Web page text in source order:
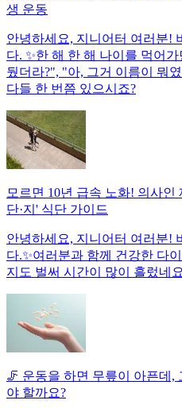
생 운동
안녕하세요, 지니어터 여러분!
다. ✨한 해 한 해 나이를 먹어
뒀더라?", "아, 그거 이름이 뭐
다들 한 번쯤 있으시죠?
모르면 10년 급속 노화! 의사인
단·지' 식단 가이드
안녕하세요, 지니어터 여러분!
다.✨여러분과 함께 건강한 다
지도 벌써 시간이 많이 흘렀네
🦵 운동을 하면 무릎이 아픈데,
야 할까요?